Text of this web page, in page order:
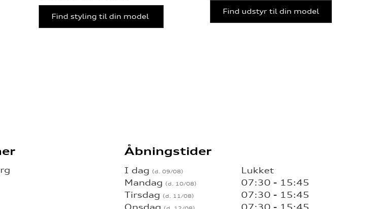
Find styling til din model
Find udstyr til din model
Åbningstider
I dag
Lukket
Mandag
07:30 - 15:45
Tirsdag
07:30 - 15:45
Onsdag
07:30 - 15:45